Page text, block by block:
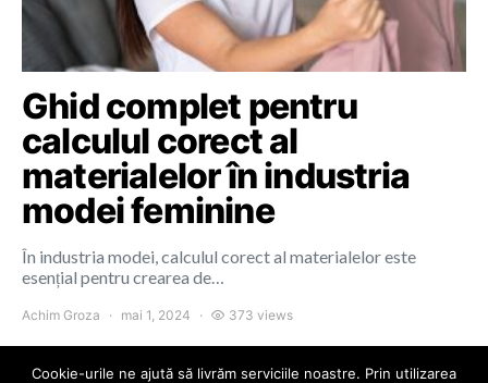
Ghid complet pentru
calculul corect al
materialelor în industria
modei feminine
În industria modei, calculul corect al materialelor este
esențial pentru crearea de…
Achim Groza mai 1, 2024 373 views
Cookie-urile ne ajută să livrăm serviciile noastre. Prin utilizarea